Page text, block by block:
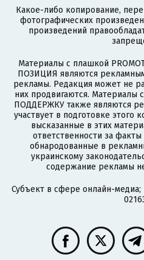
Какое-либо копирование,
фотографических
произведений
Материалы с плашкой
ПОЗИЦИЯ являются
рекламы. Редакция может не
них продвигаются.
ПОДДЕРЖКУ также являются
участвует в подготовке этого
высказанные в этих
ответственности за
обнародованные в
украинскому
содержание рекламы
Субъект в сфере онлайн-